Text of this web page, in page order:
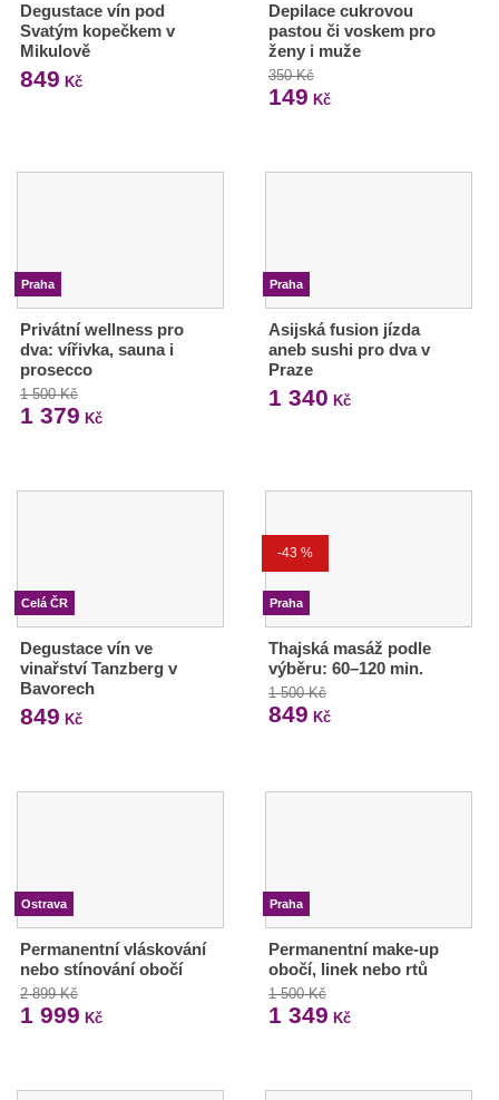
Degustace vín pod
Svatým kopečkem v
Mikulově
849 Kč
Depilace cukrovou
pastou či voskem pro
ženy i muže
350 Kč
149 Kč
Praha
Privátní wellness pro
dva: vířivka, sauna i
prosecco
1 500 Kč
1 379 Kč
Praha
Asijská fusion jízda
aneb sushi pro dva v
Praze
1 340 Kč
Celá ČR
Degustace vín ve
vinařství Tanzberg v
Bavorech
849 Kč
-43 %
Praha
Thajská masáž podle
výběru: 60–120 min.
1 500 Kč
849 Kč
Ostrava
Permanentní vláskování
nebo stínování obočí
2 899 Kč
1 999 Kč
Praha
Permanentní make-up
obočí, linek nebo rtů
1 500 Kč
1 349 Kč